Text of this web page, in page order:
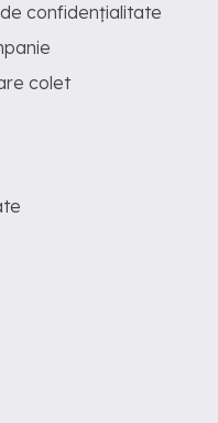
confidențialitate
colet